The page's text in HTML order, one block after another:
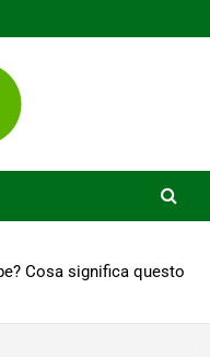
Cosa significa questo